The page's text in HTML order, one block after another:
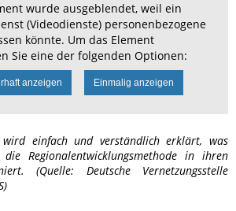
wurde ausgeblendet, weil ein
(Videodienste) personenbezogene
könnte. Um das Element
Sie eine der folgenden Optionen:
anzeigen Einmalig anzeigen
einfach und verständlich erklärt, was
Regionalentwicklungsmethode in ihren
(Quelle: Deutsche Vernetzungsstelle